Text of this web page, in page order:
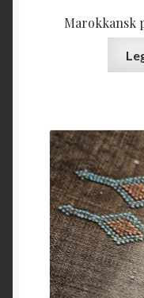
Marokkansk